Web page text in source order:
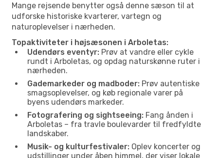
Mange rejsende benytter også denne sæson til at
udforske historiske kvarterer, vartegn og
naturoplevelser i nærheden.
Topaktiviteter i højsæsonen i Arboletas:
Udendørs eventyr: Prøv at vandre eller cykle
rundt i Arboletas, og opdag naturskønne ruter i
nærheden.
Gademarkeder og madboder: Prøv autentiske
smagsoplevelser, og køb regionale varer på
byens udendørs markeder.
Fotografering og sightseeing: Fang ånden i
Arboletas – fra travle boulevarder til fredfyldte
landskaber.
Musik- og kulturfestivaler: Oplev koncerter og
udstillinger under åben himmel, der viser lokale